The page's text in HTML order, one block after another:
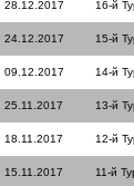
28.12.2017 16-й
24.12.2017 15-й
09.12.2017 14-й
25.11.2017 13-й
18.11.2017 12-й
15.11.2017 11-й